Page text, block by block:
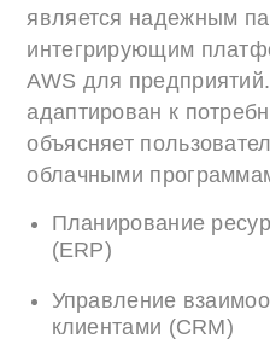
является надежным
интегрирующим
AWS для
адаптирован к
объясняет
облачными
Планирование
(ERP)
Управление
клиентами (CRM)